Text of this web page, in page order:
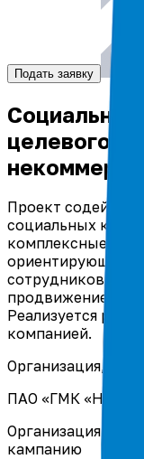
Подать заявку
целевого
Проект
социальных
комплексные
ориентирующие
сотрудников,
продвижение и
Реализуется
компанией.
Организация,
ПАО «ГМК
Организация,
кампанию